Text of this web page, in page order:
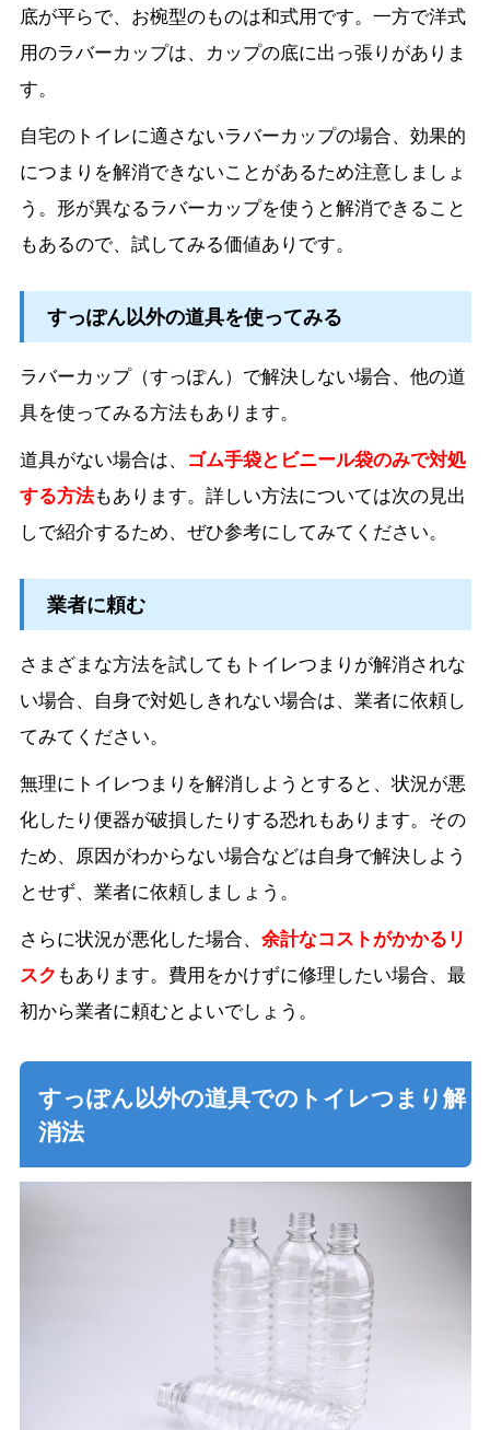
底が平らで、お椀型のものは和式用です。一方で洋式
用のラバーカップは、カップの底に出っ張りがありま
す。
自宅のトイレに適さないラバーカップの場合、効果的
につまりを解消できないことがあるため注意しましょ
う。形が異なるラバーカップを使うと解消できること
もあるので、試してみる価値ありです。
すっぽん以外の道具を使ってみる
ラバーカップ（すっぽん）で解決しない場合、他の道
具を使ってみる方法もあります。
道具がない場合は、
ゴム手袋とビニール袋のみで対処
する方法もあります。詳しい方法については次の見出
しで紹介するため、ぜひ参考にしてみてください。
業者に頼む
さまざまな方法を試してもトイレつまりが解消されな
い場合、自身で対処しきれない場合は、業者に依頼し
てみてください。
無理にトイレつまりを解消しようとすると、状況が悪
化したり便器が破損したりする恐れもあります。その
ため、原因がわからない場合などは自身で解決しよう
とせず、業者に依頼しましょう。
さらに状況が悪化した場合、 余計なコストがかかるリ
スク もあります。費用をかけずに修理したい場合、最
初から業者に頼むとよいでしょう。
すっぽん以外の道具でのトイレつまり解
消法